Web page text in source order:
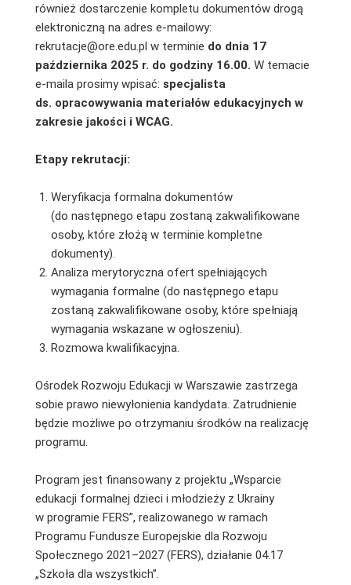
również dostarczenie kompletu dokumentów drogą
elektroniczną na adres e-mailowy:
rekrutacje@ore.edu.pl w terminie do dnia 17
października 2025 r. do godziny 16.00. W temacie
e-maila prosimy wpisać: specjalista
ds. opracowywania materiałów edukacyjnych w
zakresie jakości i WCAG.
Etapy rekrutacji:
Weryfikacja formalna dokumentów
(do następnego etapu zostaną zakwalifikowane
osoby, które złożą w terminie kompletne
dokumenty).
Analiza merytoryczna ofert spełniających
wymagania formalne (do następnego etapu
zostaną zakwalifikowane osoby, które spełniają
wymagania wskazane w ogłoszeniu).
Rozmowa kwalifikacyjna.
Ośrodek Rozwoju Edukacji w Warszawie zastrzega
sobie prawo niewyłonienia kandydata. Zatrudnienie
będzie możliwe po otrzymaniu środków na realizację
programu.
Program jest finansowany z projektu „Wsparcie
edukacji formalnej dzieci i młodzieży z Ukrainy
w programie FERS”, realizowanego w ramach
Programu Fundusze Europejskie dla Rozwoju
Społecznego 2021–2027 (FERS), działanie 04.17
„Szkoła dla wszystkich”.